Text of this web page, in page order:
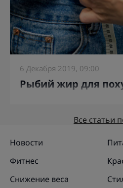
6 Декабря 2019, 09:00
Рыбий жир для
Все статьи
Новости
Фитнес
Снижение веса